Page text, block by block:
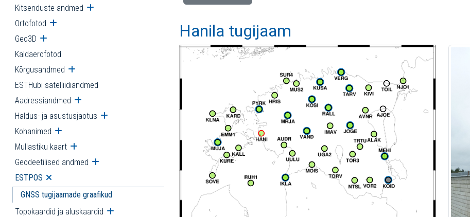
Kitsenduste andmed Ava alammenüü
Ortofotod Ava alammenüü
Geo3D Ava alammenüü
Kaldaerofotod
Kõrgusandmed Ava alammenüü
ESTHubi satelliidiandmed
Aadressiandmed Ava alammenüü
Haldus- ja asustusjaotus Ava alammenüü
Kohanimed Ava alammenüü
Mullastiku kaart Ava alammenüü
Geodeetilised andmed Ava alammenüü
ESTPOS Ava alammenüü
GNSS tugijaamade graafikud
Topokaardid ja aluskaardid Ava alammenüü
Hanila tugijaam